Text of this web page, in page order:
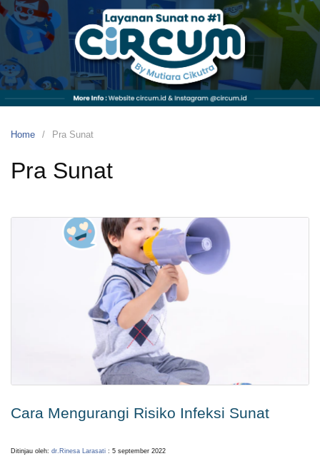
Skip
to
content
Circum
by
Mutiara
Cikutra
Sunat
dan
Dewasa
Home Pra Sunat
Pra Sunat
Cara Mengurangi Risiko Infeksi Sunat
Ditinjau oleh: dr.Rinesa Larasati : 5 september 2022